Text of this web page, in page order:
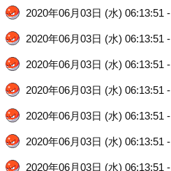
2020年06月03日 (水) 06:13:51 -
2020年06月03日 (水) 06:13:51 -
2020年06月03日 (水) 06:13:51 -
2020年06月03日 (水) 06:13:51 -
2020年06月03日 (水) 06:13:51 -
2020年06月03日 (水) 06:13:51 -
2020年06月03日 (水) 06:13:51 -